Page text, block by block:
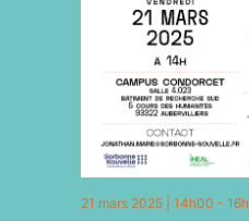
21 mars 2025 | 14h00 -